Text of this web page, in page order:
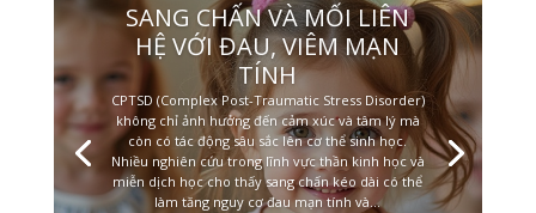
SANG CHẤN VÀ MỐI LIÊN
HỆ VỚI ĐAU, VIÊM MẠN
TÍNH
CPTSD (Complex Post-Traumatic Stress Disorder)
không chỉ ảnh hưởng đến cảm xúc và tâm lý mà
còn có tác động sâu sắc lên cơ thể sinh học.
Nhiều nghiên cứu trong lĩnh vực thần kinh học và
miễn dịch học cho thấy sang chấn kéo dài có thể
làm tăng nguy cơ đau mạn tính và...